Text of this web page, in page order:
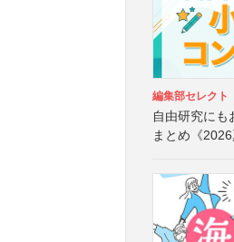
編集部セレクト
自由研究にも
まとめ《2026